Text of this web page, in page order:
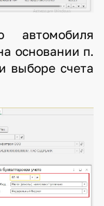
автомобиля
основании п.
выборе счета